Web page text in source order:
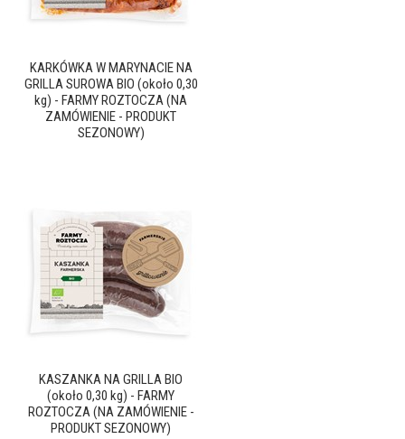
KARKÓWKA W MARYNACIE NA
GRILLA SUROWA BIO (około 0,30
kg) - FARMY ROZTOCZA (NA
ZAMÓWIENIE - PRODUKT
SEZONOWY)
KASZANKA NA GRILLA BIO
(około 0,30 kg) - FARMY
ROZTOCZA (NA ZAMÓWIENIE -
PRODUKT SEZONOWY)